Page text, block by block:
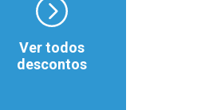
Ver todos
descontos